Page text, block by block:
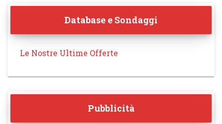
Database e Sondaggi
Le Nostre Ultime Offerte
Pubblicità